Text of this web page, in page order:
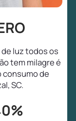
luz todos os
tem milagre é
consumo de
SC.